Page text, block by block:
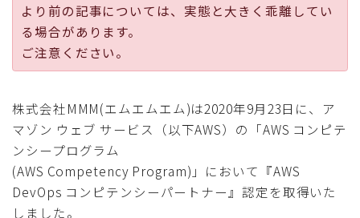
公式ページ
より前の記事については、実態と大きく乖離してい
る場合があります。
ご注意ください。
株式会社MMM(エムエムエム)は2020年9月23日に、ア
マゾン ウェブ サービス（以下AWS）の「AWS コンピテ
ンシープログラム
(AWS Competency Program)」において『AWS
DevOps コンピテンシーパートナー』認定を取得いた
しました。